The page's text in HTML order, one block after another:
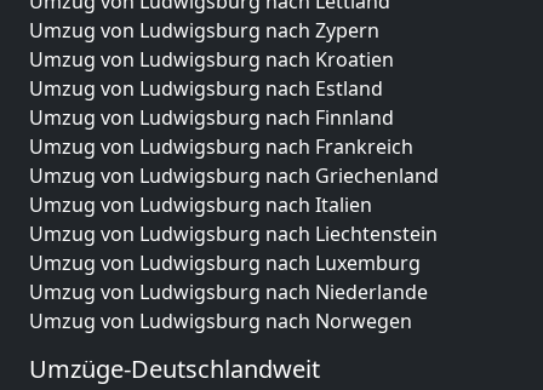
Umzug von Ludwigsburg nach Zypern
Umzug von Ludwigsburg nach Kroatien
Umzug von Ludwigsburg nach Estland
Umzug von Ludwigsburg nach Finnland
Umzug von Ludwigsburg nach Frankreich
Umzug von Ludwigsburg nach Griechenland
Umzug von Ludwigsburg nach Italien
Umzug von Ludwigsburg nach Liechtenstein
Umzug von Ludwigsburg nach Luxemburg
Umzug von Ludwigsburg nach Niederlande
Umzug von Ludwigsburg nach Norwegen
Umzüge-Deutschlandweit